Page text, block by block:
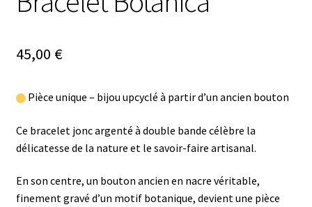
45,00 €
Pièce unique – bijou upcyclé à partir d’un ancien bouton
Ce bracelet jonc argenté à double bande célèbre la
délicatesse de la nature et le savoir-faire artisanal.
En son centre, un bouton ancien en nacre véritable,
finement gravé d’un motif botanique, devient une pièce